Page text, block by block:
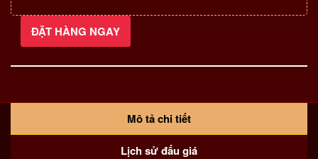
trầm
hương
Phúc
888
ĐẶT HÀNG NGAY
Mô tả chi tiết
Lịch sử đấu giá